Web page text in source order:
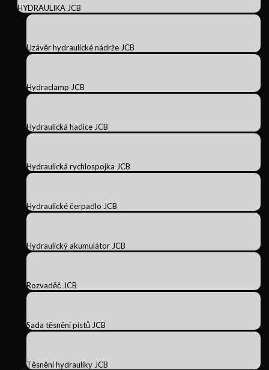
HYDRAULIKA JCB
Uzávěr hydraulické nádrže JCB
Hydraclamp JCB
Hydraulická hadice JCB
Hydraulická rychlospojka JCB
Hydraulické čerpadlo JCB
Hydraulický akumulátor JCB
Rozvaděč JCB
Sada těsnění pístů JCB
Těsnění hydrauliky JCB